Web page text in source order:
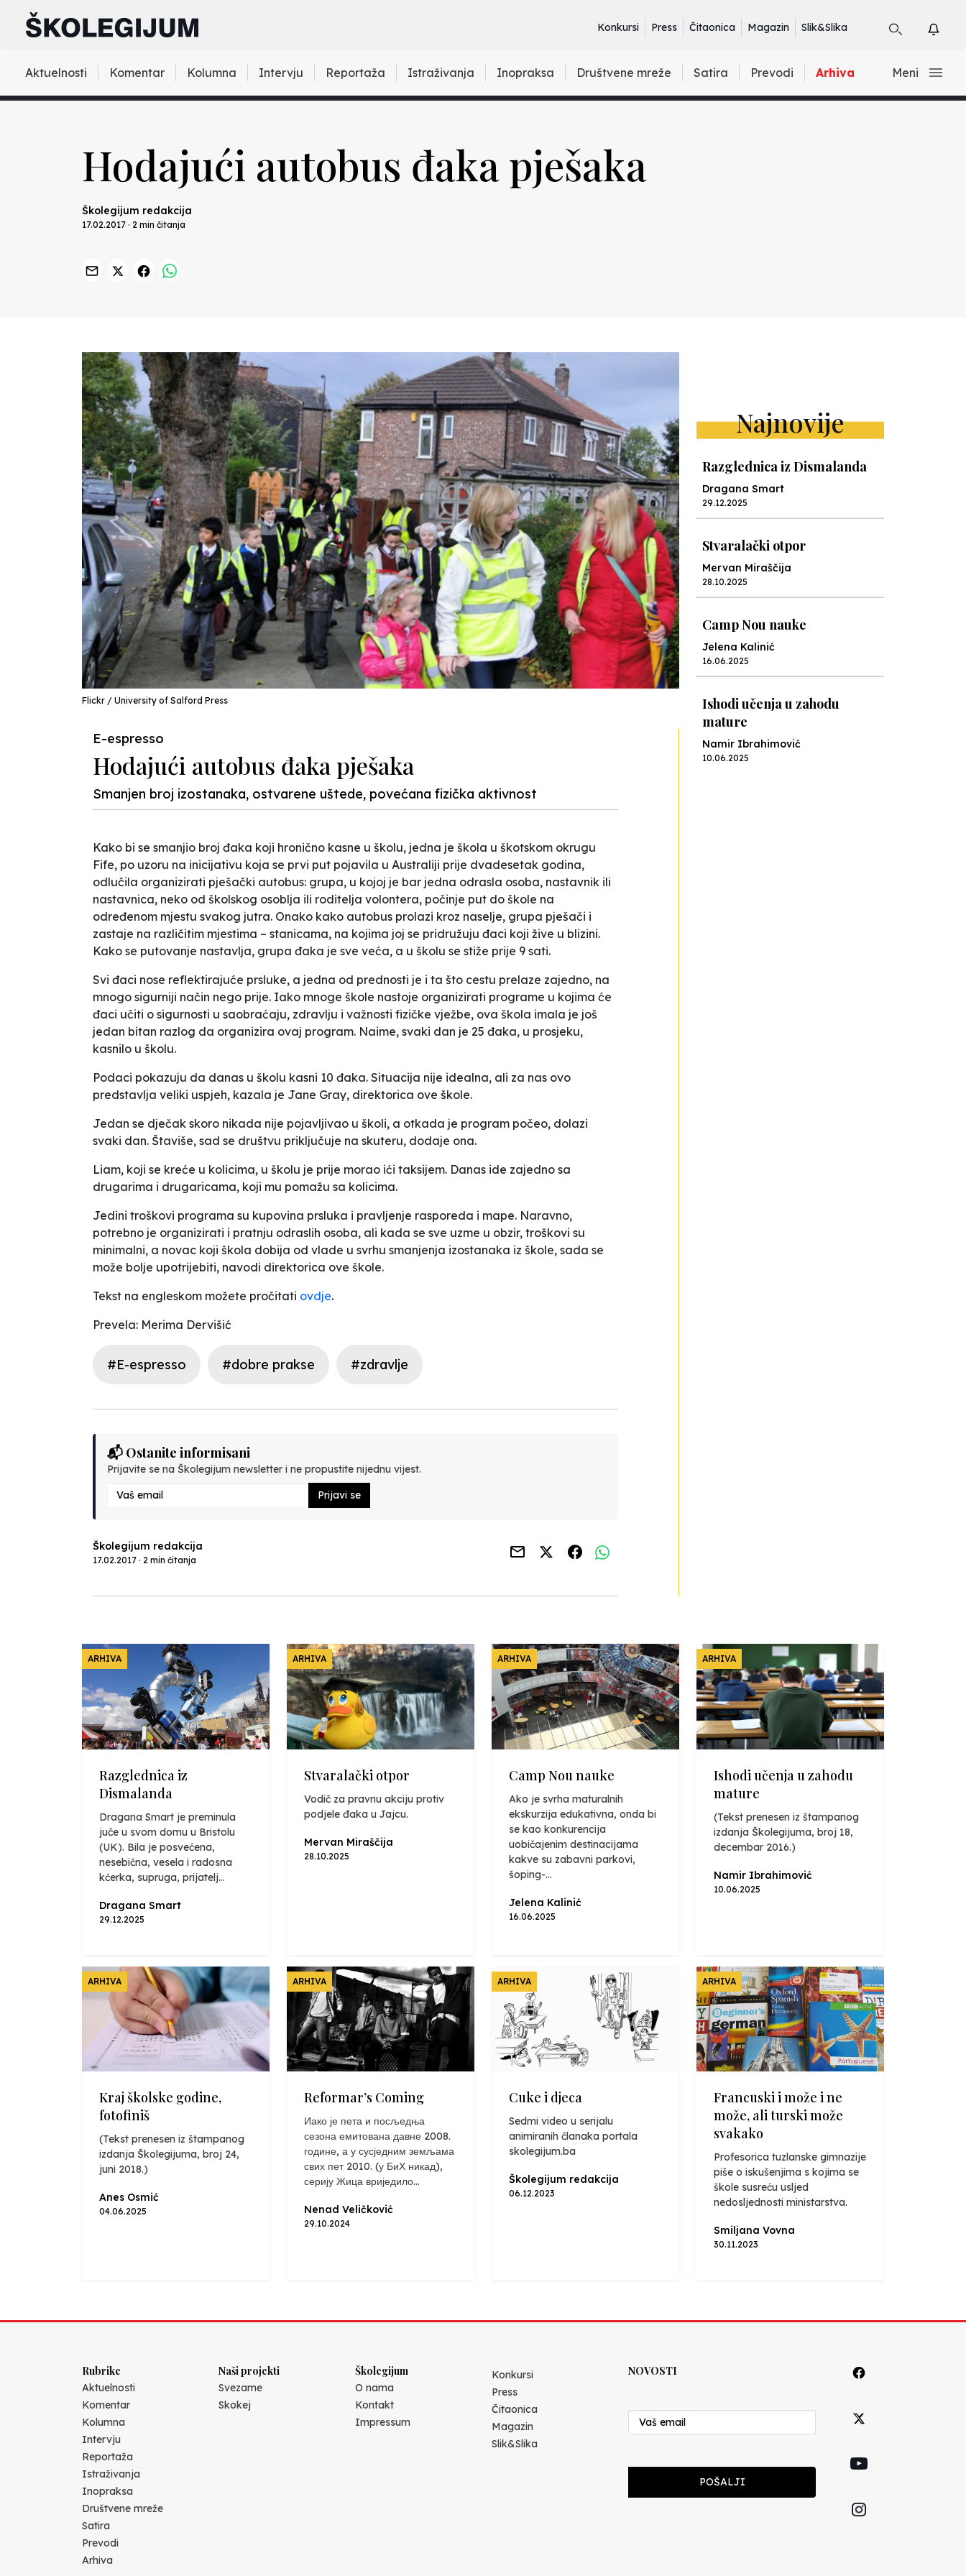
Konkursi Press Čitaonica Magazin Slik&Slika
Aktuelnosti Komentar Kolumna Intervju Reportaža Istraživanja Inopraksa Društvene mreže Satira Prevodi Arhiva Meni
Hodajući autobus đaka pješaka
Školegijum redakcija
17.02.2017 · 2 min čitanja
Flickr / University of Salford Press
E-espresso
Hodajući autobus đaka pješaka
Smanjen broj izostanaka, ostvarene uštede, povećana fizička aktivnost
Kako bi se smanjio broj đaka koji hronično kasne u školu, jedna je škola u škotskom okrugu
Fife, po uzoru na inicijativu koja se prvi put pojavila u Australiji prije dvadesetak godina,
odlučila organizirati pješački autobus: grupa, u kojoj je bar jedna odrasla osoba, nastavnik ili
nastavnica, neko od školskog osoblja ili roditelja volontera, počinje put do škole na
određenom mjestu svakog jutra. Onako kako autobus prolazi kroz naselje, grupa pješači i
zastaje na različitim mjestima – stanicama, na kojima joj se pridružuju đaci koji žive u blizini.
Kako se putovanje nastavlja, grupa đaka je sve veća, a u školu se stiže prije 9 sati.
Svi đaci nose reflektirajuće prsluke, a jedna od prednosti je i ta što cestu prelaze zajedno, na
mnogo sigurniji način nego prije. Iako mnoge škole nastoje organizirati programe u kojima će
đaci učiti o sigurnosti u saobraćaju, zdravlju i važnosti fizičke vježbe, ova škola imala je još
jedan bitan razlog da organizira ovaj program. Naime, svaki dan je 25 đaka, u prosjeku,
kasnilo u školu.
Podaci pokazuju da danas u školu kasni 10 đaka. Situacija nije idealna, ali za nas ovo
predstavlja veliki uspjeh, kazala je Jane Gray, direktorica ove škole.
Jedan se dječak skoro nikada nije pojavljivao u školi, a otkada je program počeo, dolazi
svaki dan. Štaviše, sad se društvu priključuje na skuteru, dodaje ona.
Liam, koji se kreće u kolicima, u školu je prije morao ići taksijem. Danas ide zajedno sa
drugarima i drugaricama, koji mu pomažu sa kolicima.
Jedini troškovi programa su kupovina prsluka i pravljenje rasporeda i mape. Naravno,
potrebno je organizirati i pratnju odraslih osoba, ali kada se sve uzme u obzir, troškovi su
minimalni, a novac koji škola dobija od vlade u svrhu smanjenja izostanaka iz škole, sada se
može bolje upotrijebiti, navodi direktorica ove škole.
Tekst na engleskom možete pročitati ovdje.
Prevela: Merima Dervišić
#E-espresso #dobre prakse #zdravlje
📬 Ostanite informisani
Prijavite se na Školegijum newsletter i ne propustite nijednu vijest.
Prijavi se
Školegijum redakcija
17.02.2017 · 2 min čitanja
Najnovije
Razglednica iz Dismalanda
Dragana Smart
29.12.2025
Stvaralački otpor
Mervan Miraščija
28.10.2025
Camp Nou nauke
Jelena Kalinić
16.06.2025
Ishodi učenja u zahodu
mature
Namir Ibrahimović
10.06.2025
ARHIVA
Razglednica iz
Dismalanda
Dragana Smart je preminula
juče u svom domu u Bristolu
(UK). Bila je posvećena,
nesebična, vesela i radosna
kćerka, supruga, prijatelj...
Dragana Smart
29.12.2025
ARHIVA
Stvaralački otpor
Vodič za pravnu akciju protiv
podjele đaka u Jajcu.
Mervan Miraščija
28.10.2025
ARHIVA
Camp Nou nauke
Ako je svrha maturalnih
ekskurzija edukativna, onda bi
se kao konkurencija
uobičajenim destinacijama
kakve su zabavni parkovi,
šoping-...
Jelena Kalinić
16.06.2025
ARHIVA
Ishodi učenja u zahodu
mature
(Tekst prenesen iz štampanog
izdanja Školegijuma, broj 18,
decembar 2016.)
Namir Ibrahimović
10.06.2025
ARHIVA
Kraj školske godine,
fotofiniš
(Tekst prenesen iz štampanog
izdanja Školegijuma, broj 24,
juni 2018.)
Anes Osmić
04.06.2025
ARHIVA
Reformar’s Coming
Иако је пета и посљедња
сезона емитована давне 2008.
године, а у сусједним земљама
свих пет 2010. (у БиХ никад),
серију Жица вриједило...
Nenad Veličković
29.10.2024
ARHIVA
Cuke i djeca
Sedmi video u serijalu
animiranih članaka portala
skolegijum.ba
Školegijum redakcija
06.12.2023
ARHIVA
Francuski i može i ne
može, ali turski može
svakako
Profesorica tuzlanske gimnazije
piše o iskušenjima s kojima se
škole susreću usljed
nedosljednosti ministarstva.
Smiljana Vovna
30.11.2023
Rubrike
Aktuelnosti
Komentar
Kolumna
Intervju
Reportaža
Istraživanja
Inopraksa
Društvene mreže
Satira
Prevodi
Arhiva
Naši projekti
Svezame
Skokej
Školegijum
O nama
Kontakt
Impressum
Konkursi
Press
Čitaonica
Magazin
Slik&Slika
NOVOSTI
POŠALJI